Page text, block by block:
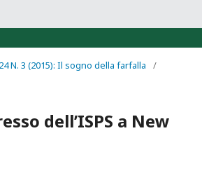
N. 3 (2015): Il sogno della farfalla
/
dell’ISPS a New